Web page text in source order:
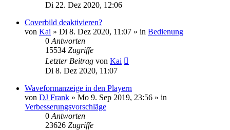
Di 22. Dez 2020, 12:06
Coverbild deaktivieren?
von Kai » Di 8. Dez 2020, 11:07 » in Bedienung
0 Antworten
15534 Zugriffe
Letzter Beitrag von Kai
Di 8. Dez 2020, 11:07
Waveformanzeige in den Playern
von DJ Frank » Mo 9. Sep 2019, 23:56 » in
Verbesserungsvorschläge
0 Antworten
23626 Zugriffe